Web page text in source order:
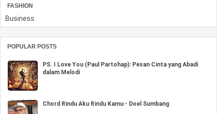
FASHION
Business
POPULAR POSTS
PS. I Love You (Paul Partohap): Pesan Cinta yang Abadi
dalam Melodi
Chord Rindu Aku Rindu Kamu - Doel Sumbang